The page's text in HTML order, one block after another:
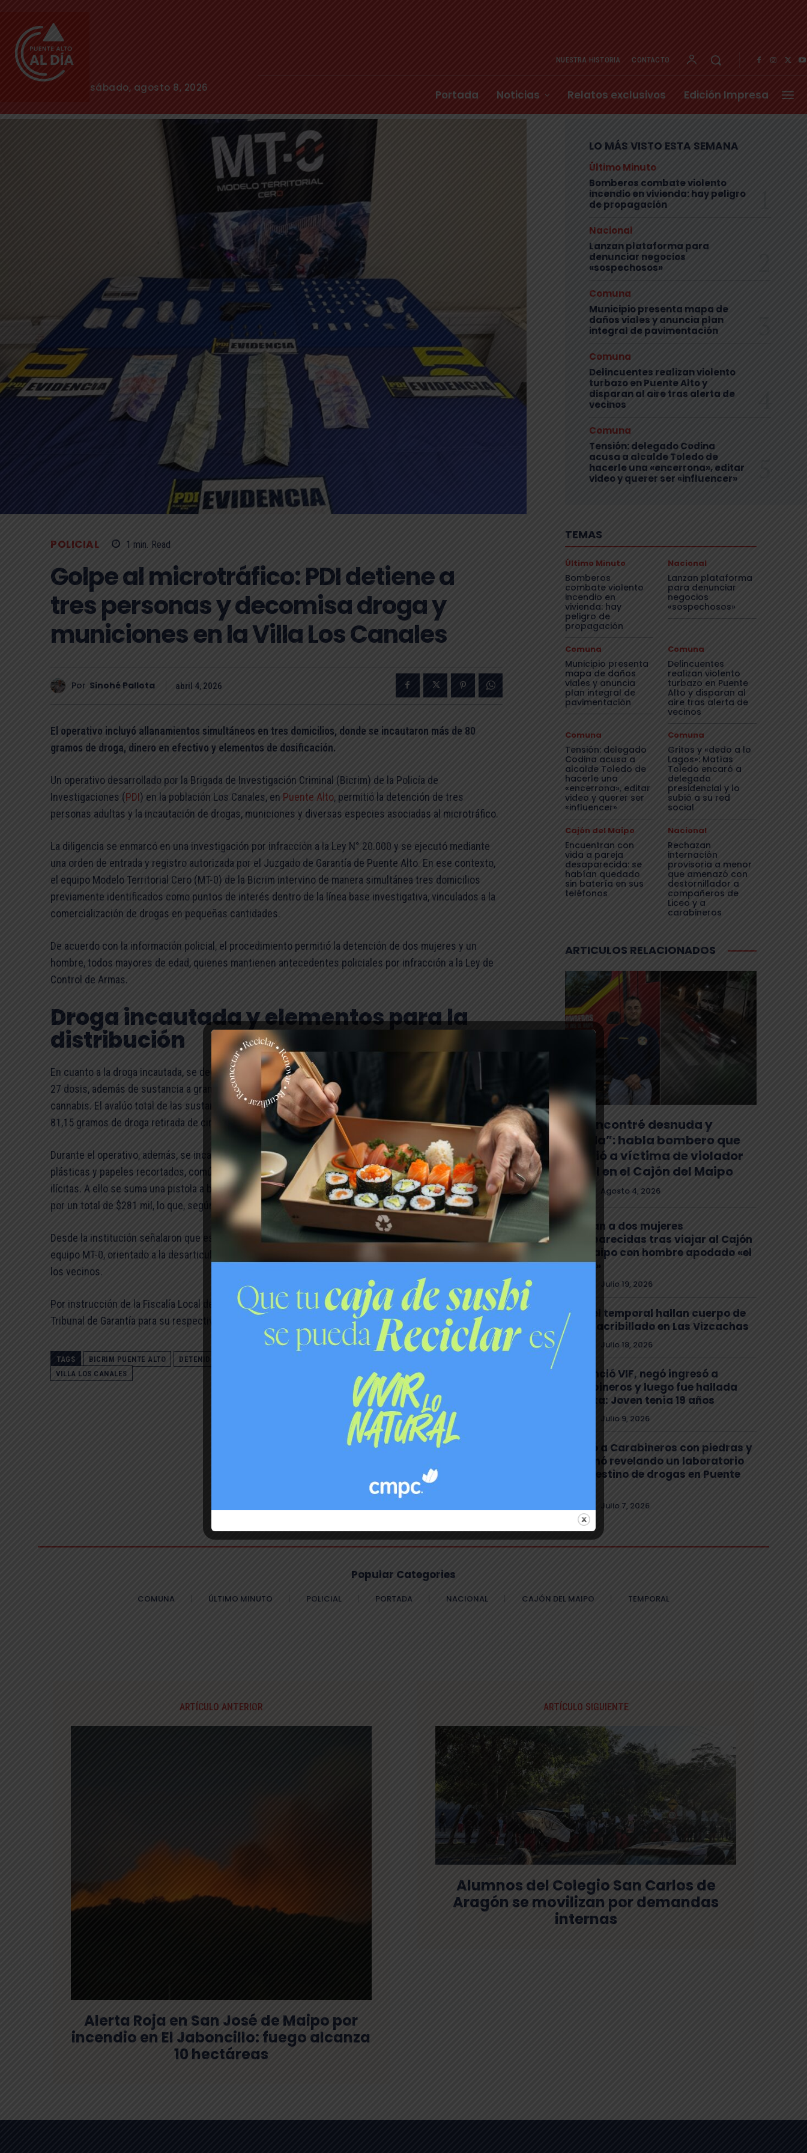
sábado, agosto 8, 2026
NUESTRA HISTORIA CONTACTO
Portada Noticias Relatos exclusivos Edición Impresa
POLICIAL 1 min. Read
Golpe al microtráfico: PDI detiene a
tres personas y decomisa droga y
municiones en la Villa Los Canales
Por Sinohé Pallota abril 4, 2026
El operativo incluyó allanamientos simultáneos en tres domicilios, donde se incautaron más de 80
gramos de droga, dinero en efectivo y elementos de dosificación.
Un operativo desarrollado por la Brigada de Investigación Criminal (Bicrim) de la Policía de
Investigaciones (PDI) en la población Los Canales, en Puente Alto, permitió la detención de tres
personas adultas y la incautación de drogas, municiones y diversas especies asociadas al microtráfico.
La diligencia se enmarcó en una investigación por infracción a la Ley N° 20.000 y se ejecutó mediante
una orden de entrada y registro autorizada por el Juzgado de Garantía de Puente Alto. En ese contexto,
el equipo Modelo Territorial Cero (MT-0) de la Bicrim intervino de manera simultánea tres domicilios
previamente identificados como puntos de interés dentro de la línea base investigativa, vinculados a la
comercialización de drogas en pequeñas cantidades.
De acuerdo con la información policial, el procedimiento permitió la detención de dos mujeres y un
hombre, todos mayores de edad, quienes mantienen antecedentes policiales por infracción a la Ley de
Control de Armas.
Droga incautada y elementos para la
distribución
En cuanto a la droga incautada, se decomisaron 74,86 gramos de clorhidrato de cocaína —equivalentes a
27 dosis, además de sustancia a granel—, 3,18 gramos de cocaína base (cuatro dosis) y 3,11 gramos de
cannabis. El avalúo total de las sustancias asciende aproximadamente a $1.833.900, con un total de
81,15 gramos de droga retirada de circulación.
Durante el operativo, además, se incautaron cinco balanzas digitales, elementos de dosificación, bolsas
plásticas y papeles recortados, comúnmente utilizados para la preparación y venta de sustancias
ilícitas. A ello se suma una pistola a balines, siete cartuchos calibre 9 milímetros y dinero en efectivo
por un total de $281 mil, lo que, según la PDI, da cuenta de la actividad ilícita investigada.
Desde la institución señalaron que este tipo de procedimientos forma parte del trabajo focalizado del
equipo MT-0, orientado a la desarticulación de puntos de microtráfico barrial que afectan la seguridad de
los vecinos.
Por instrucción de la Fiscalía Local de Puente Alto, los tres imputados fueron puestos a disposición del
Tribunal de Garantía para su respectivo control de detención durante y fueron formalizados.
TAGS BICRIM PUENTE ALTO DETENIDOS
VILLA LOS CANALES
LO MÁS VISTO ESTA SEMANA
Último Minuto
Bomberos combate violento
incendio en vivienda: hay peligro
de propagación
Nacional
Lanzan plataforma para
denunciar negocios
«sospechosos»
Comuna
Municipio presenta mapa de
daños viales y anuncia plan
integral de pavimentación
Comuna
Delincuentes realizan violento
turbazo en Puente Alto y
disparan al aire tras alerta de
vecinos
Comuna
Tensión: delegado Codina
acusa a alcalde Toledo de
hacerle una «encerrona», editar
video y querer ser «influencer»
TEMAS
Último Minuto
Bomberos
combate violento
incendio en
vivienda: hay
peligro de
propagación
Nacional
Lanzan plataforma
para denunciar
negocios
«sospechosos»
Comuna
Municipio presenta
mapa de daños
viales y anuncia
plan integral de
pavimentación
Comuna
Delincuentes
realizan violento
turbazo en Puente
Alto y disparan al
aire tras alerta de
vecinos
Comuna
Tensión: delegado
Codina acusa a
alcalde Toledo de
hacerle una
«encerrona», editar
video y querer ser
«influencer»
Comuna
Gritos y «dedo a lo
Lagos»: Matías
Toledo encaró a
delegado
presidencial y lo
subió a su red
social
Cajón del Maipo
Encuentran con
vida a pareja
desaparecida: se
habían quedado
sin batería en sus
teléfonos
Nacional
Rechazan
internación
provisoria a menor
que amenazó con
destornillador a
compañeros de
Liceo y a
carabineros
ARTICULOS RELACIONADOS
“La encontré desnuda y
herida”: habla bombero que
auxilió a víctima de violador
serial en el Cajón del Maipo
Agosto 4, 2026
Buscan a dos mujeres
desaparecidas tras viajar al Cajón
del Maipo con hombre apodado «el
Chino»
Julio 19, 2026
Tras el temporal hallan cuerpo de
joven acribillado en Las Vizcachas
Julio 18, 2026
Denunció VIF, negó ingresó a
Carabineros y luego fue hallada
muerta: Joven tenía 19 años
Julio 9, 2026
Atacó a Carabineros con piedras y
terminó revelando un laboratorio
clandestino de drogas en Puente
Julio 7, 2026
Popular Categories
COMUNA ÚLTIMO MINUTO POLICIAL PORTADA NACIONAL CAJÓN DEL MAIPO TEMPORAL
ARTÍCULO ANTERIOR
Alerta Roja en San José de Maipo por
incendio en El Jaboncillo: fuego alcanza
10 hectáreas
ARTÍCULO SIGUIENTE
Alumnos del Colegio San Carlos de
Aragón se movilizan por demandas
internas